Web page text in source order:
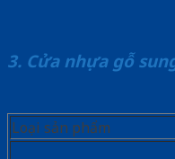
3. Cửa nhựa gỗ
Loại sản phẩm